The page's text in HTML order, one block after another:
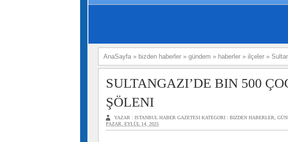
AnaSayfa » bizden haberler » gündem » haberler » ilçeler »
SULTANGAZI’DE BIN 500
ŞÖLENI
YAZAR : ISTANBUL HABER GAZETESI KATEGORI : BIZDEN HABERLER,
PAZAR, EYLÜL 14, 2025